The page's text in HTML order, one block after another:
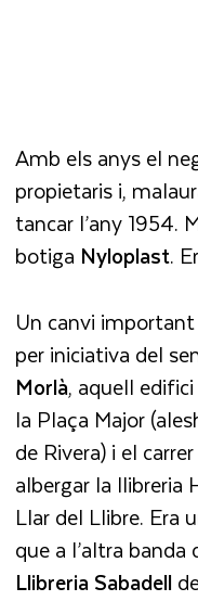
Amb els anys el
propietaris i,
tancar l’any 1954.
botiga Nyloplast.
Un canvi important
per iniciativa del
Morlà, aquell
la Plaça Major
de Rivera) i el
albergar la llibreria
Llar del Llibre. Era
que a l’altra
Llibreria Sabadell